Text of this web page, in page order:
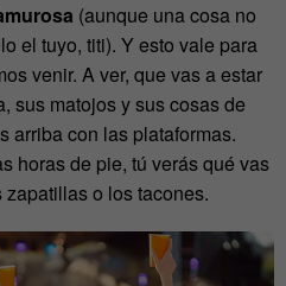
(aunque una cosa no
el tuyo, titi). Y esto vale para
venir. A ver, que vas a estar
sus matojos y sus cosas de
arriba con las plataformas.
horas de pie, tú verás qué vas
o los tacones.